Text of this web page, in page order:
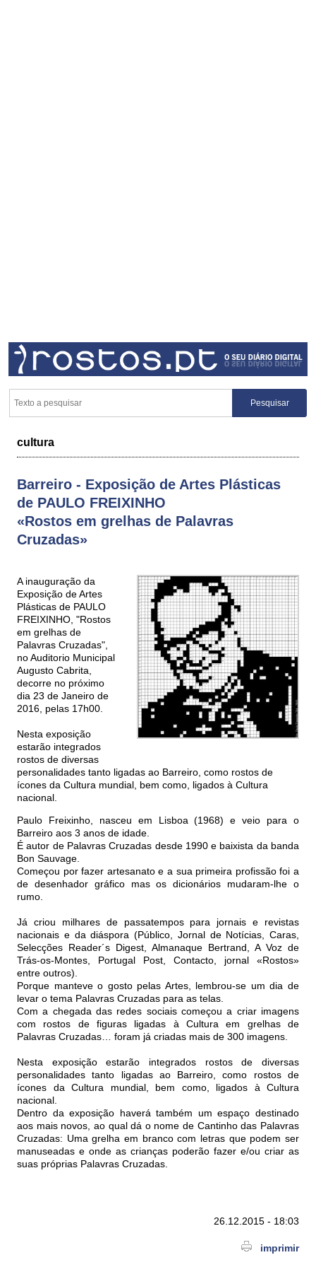
cultura
Barreiro - Exposição de Artes Plásticas
de PAULO FREIXINHO
«Rostos em grelhas de Palavras
Cruzadas»
A inauguração da
Exposição de Artes
Plásticas de PAULO
FREIXINHO, "Rostos
em grelhas de
Palavras Cruzadas",
no Auditorio Municipal
Augusto Cabrita,
decorre no próximo
dia 23 de Janeiro de
2016, pelas 17h00.
Nesta exposição
estarão integrados
rostos de diversas
personalidades tanto ligadas ao Barreiro, como rostos de
ícones da Cultura mundial, bem como, ligados à Cultura
nacional.
Paulo Freixinho, nasceu em Lisboa (1968) e veio para o
Barreiro aos 3 anos de idade.
É autor de Palavras Cruzadas desde 1990 e baixista da banda
Bon Sauvage.
Começou por fazer artesanato e a sua primeira profissão foi a
de desenhador gráfico mas os dicionários mudaram-lhe o
rumo.
Já criou milhares de passatempos para jornais e revistas
nacionais e da diáspora (Público, Jornal de Notícias, Caras,
Selecções Reader´s Digest, Almanaque Bertrand, A Voz de
Trás-os-Montes, Portugal Post, Contacto, jornal «Rostos»
entre outros).
Porque manteve o gosto pelas Artes, lembrou-se um dia de
levar o tema Palavras Cruzadas para as telas.
Com a chegada das redes sociais começou a criar imagens
com rostos de figuras ligadas à Cultura em grelhas de
Palavras Cruzadas… foram já criadas mais de 300 imagens.
Nesta exposição estarão integrados rostos de diversas
personalidades tanto ligadas ao Barreiro, como rostos de
ícones da Cultura mundial, bem como, ligados à Cultura
nacional.
Dentro da exposição haverá também um espaço destinado
aos mais novos, ao qual dá o nome de Cantinho das Palavras
Cruzadas: Uma grelha em branco com letras que podem ser
manuseadas e onde as crianças poderão fazer e/ou criar as
suas próprias Palavras Cruzadas.
26.12.2015 - 18:03
imprimir